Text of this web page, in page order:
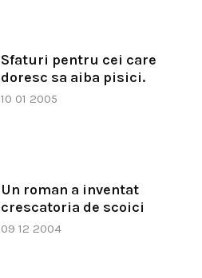
Sfaturi pentru cei care
doresc sa aiba pisici.
10 01 2005
Un roman a inventat
crescatoria de scoici
09 12 2004